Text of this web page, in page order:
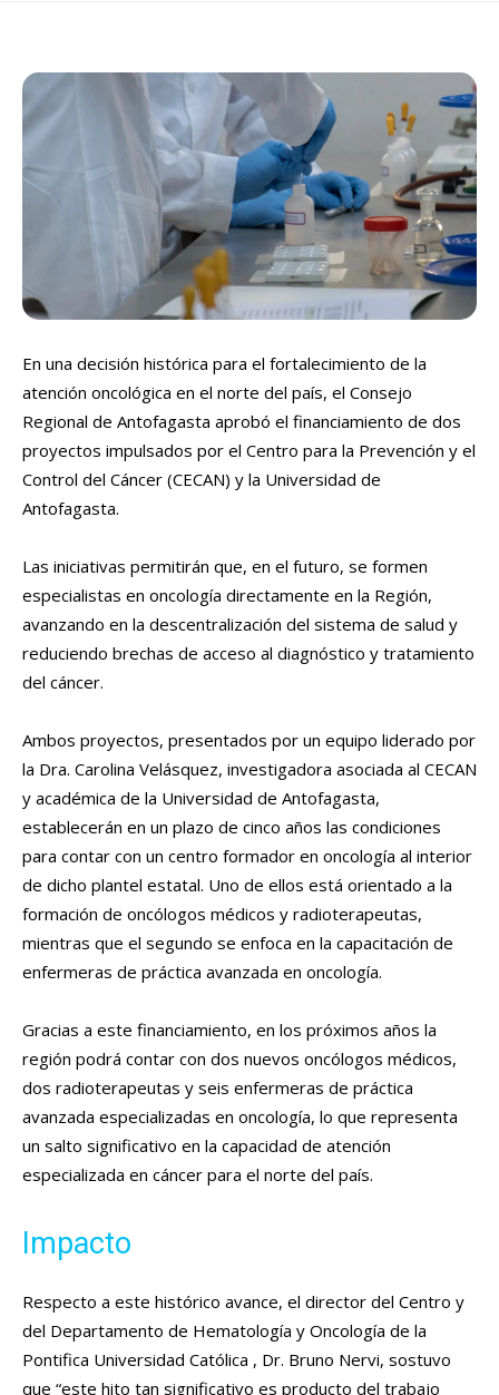
En una decisión histórica para el fortalecimiento de la
atención oncológica en el norte del país, el Consejo
Regional de Antofagasta aprobó el financiamiento de dos
proyectos impulsados por el Centro para la Prevención y el
Control del Cáncer (CECAN) y la Universidad de
Antofagasta.
Las iniciativas permitirán que, en el futuro, se formen
especialistas en oncología directamente en la Región,
avanzando en la descentralización del sistema de salud y
reduciendo brechas de acceso al diagnóstico y tratamiento
del cáncer.
Ambos proyectos, presentados por un equipo liderado por
la Dra. Carolina Velásquez, investigadora asociada al CECAN
y académica de la Universidad de Antofagasta,
establecerán en un plazo de cinco años las condiciones
para contar con un centro formador en oncología al interior
de dicho plantel estatal. Uno de ellos está orientado a la
formación de oncólogos médicos y radioterapeutas,
mientras que el segundo se enfoca en la capacitación de
enfermeras de práctica avanzada en oncología.
Gracias a este financiamiento, en los próximos años la
región podrá contar con dos nuevos oncólogos médicos,
dos radioterapeutas y seis enfermeras de práctica
avanzada especializadas en oncología, lo que representa
un salto significativo en la capacidad de atención
especializada en cáncer para el norte del país.
Impacto
Respecto a este histórico avance, el director del Centro y
del Departamento de Hematología y Oncología de la
Pontifica Universidad Católica , Dr. Bruno Nervi, sostuvo
que “este hito tan significativo es producto del trabajo